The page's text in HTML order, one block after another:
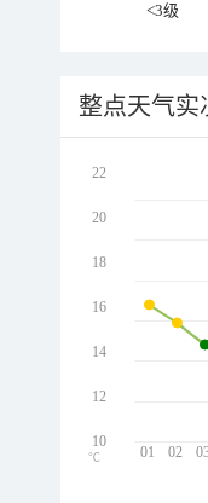
<3级
整点天气实
01 02
22
20
18
16
14
12
10
℃